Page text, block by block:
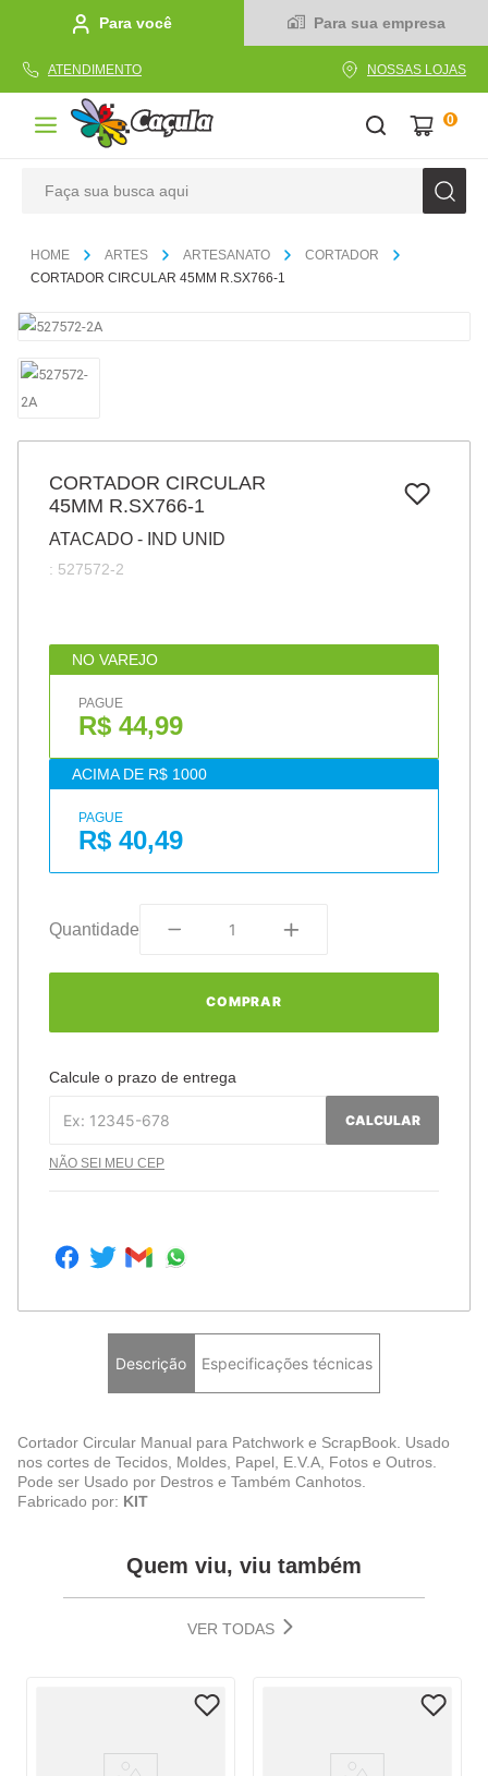
Para você Para sua empresa
ATENDIMENTO NOSSAS LOJAS
0
ARTES ARTESANATO
CORTADOR
CORTADOR CIRCULAR 45MM R.SX766-1
CORTADOR CIRCULAR
45MM R.SX766-1
ATACADO - IND UNID
: 527572-2
NO VAREJO
PAGUE
R$ 44,99
ACIMA DE R$ 1000
PAGUE
R$ 40,49
Quantidade
COMPRAR
Calcule o prazo de entrega
CALCULAR
NÃO SEI MEU CEP
Descrição Especificações técnicas
Cortador Circular Manual para Patchwork e ScrapBook. Usado
nos cortes de Tecidos, Moldes, Papel, E.V.A, Fotos e Outros.
Pode ser Usado por Destros e Também Canhotos.
Fabricado por: KIT
Quem viu, viu também
VER TODAS
1º caderno
2
papel
cola
barbante